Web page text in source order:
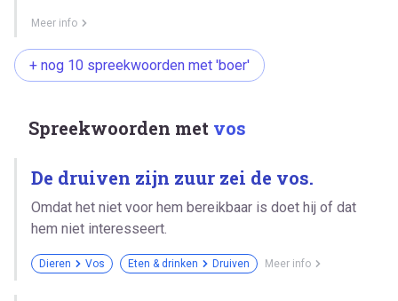
Meer info
+ nog 10 spreekwoorden met 'boer'
Spreekwoorden met vos
De druiven zijn zuur zei de vos.
Omdat het niet voor hem bereikbaar is doet hij of dat
hem niet interesseert.
Dieren Vos Eten & drinken Druiven Meer info